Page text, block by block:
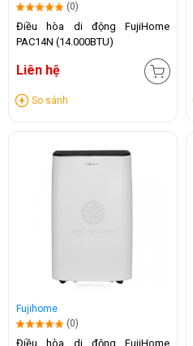
(0)
Điều hòa di động FujiHome
PAC14N (14.000BTU)
Liên hệ
So sánh
Fujihome
(0)
Điều hòa di động FujiHome